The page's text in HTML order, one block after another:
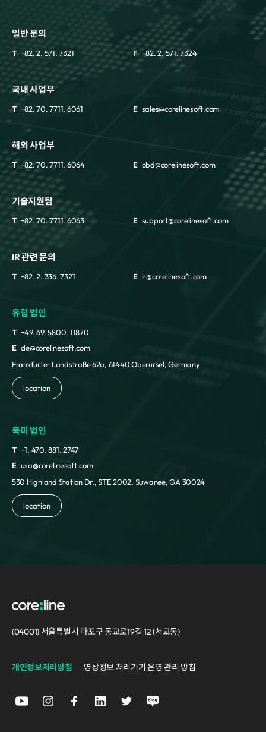
일반 문의
T +82. 2. 571. 7321 F +82. 2. 571. 7324
국내 사업부
T +82. 70. 7711. 6061 E sales@corelinesoft.com
해외 사업부
T +82. 70. 7711. 6064 E obd@corelinesoft.com
기술지원팀
T +82. 70. 7711. 6063 E support@corelinesoft.com
IR 관련 문의
T +82. 2. 336. 7321 E ir@corelinesoft.com
유럽 법인
T +49. 69. 5800. 11870
E cle@corelinesoft.com
Frankfurter Landstraße 62a, 61440 Oberursel, Germany
location
북미 법인
T +1. 470. 881. 2747
E usa@corelinesoft.com
530 Highland Station Dr., STE 2002, Suwanee, GA 30024
location
(04001) 서울특별시 마포구 동교로19길 12 (서교동)
개인정보처리방침 영상정보 처리기기 운영 관리 방침